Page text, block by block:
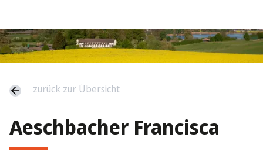
zurück zur Übersicht
Aeschbacher Francisca